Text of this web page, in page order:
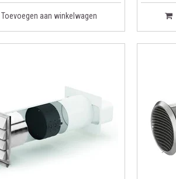
Toevoegen aan winkelwagen